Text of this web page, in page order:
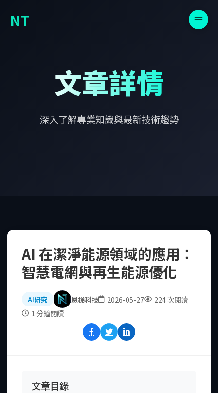
NT
文章詳情
深入了解專業知識與最新技術趨勢
AI 在潔淨能源領域的應用：
智慧電網與再生能源優化
AI研究 恩梯科技 2026-05-27
224 次閱讀
1 分鐘閱讀
文章目錄